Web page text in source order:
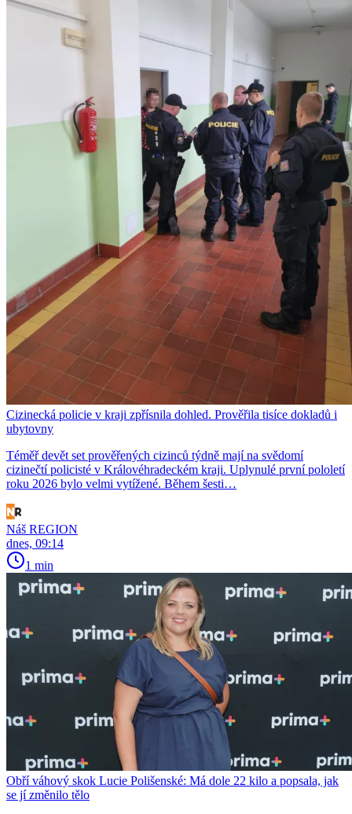
Cizinecká policie v kraji zpřísnila dohled. Prověřila tisíce dokladů i
ubytovny
Téměř devět set prověřených cizinců týdně mají na svědomí
cizinečtí policisté v Královéhradeckém kraji. Uplynulé první pololetí
roku 2026 bylo velmi vytížené. Během šesti…
Náš REGION
dnes, 09:14
1 min
Obří váhový skok Lucie Polišenské: Má dole 22 kilo a popsala, jak
se jí změnilo tělo